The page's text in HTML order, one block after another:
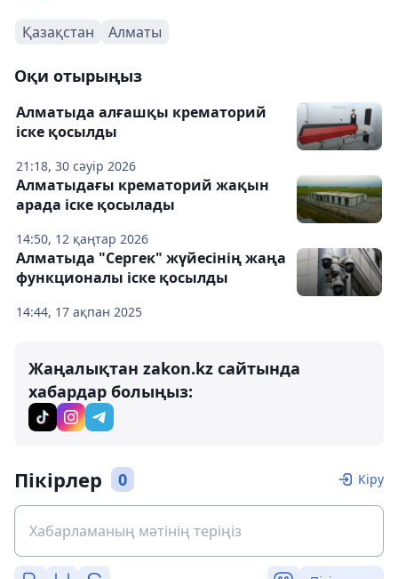
Қазақстан Алматы
Оқи отырыңыз
21:18, 30 сәуір 2026
Алматыда алғашқы крематорий
іске қосылды
14:50, 12 қаңтар 2026
Алматыдағы крематорий жақын
арада іске қосылады
14:44, 17 ақпан 2025
Алматыда "Сергек" жүйесінің жаңа
функционалы іске қосылды
Жаңалықтан zakon.kz сайтында
хабардар болыңыз:
Пікірлер 0 Кіру